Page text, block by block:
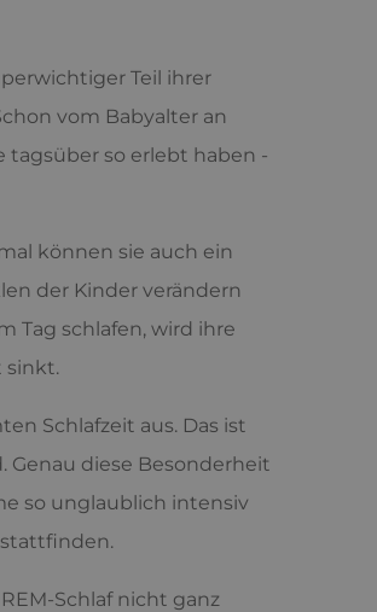
Teil ihrer
vom Babyalter an
tagsüber so erlebt haben -
können sie auch ein
der Kinder verändern
Tag schlafen, wird ihre
sinkt.
Schlafzeit aus. Das ist
Genau diese Besonderheit
so unglaublich intensiv
stattfinden.
Schlaf nicht ganz